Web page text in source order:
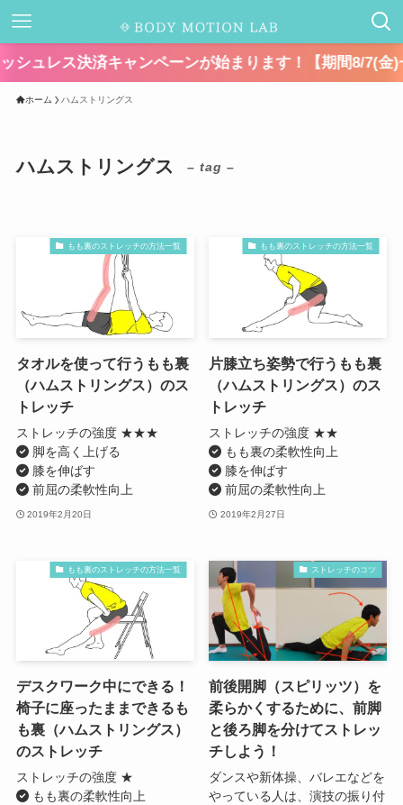
ス決済キャンペーンが始まります！【期間8/7(金)~8/30(
ホーム ハムストリングス
ハムストリングス – tag –
もも裏のストレッチの方法一覧
タオルを使って行うもも裏
（ハムストリングス）のス
トレッチ
ストレッチの強度 ★★★
脚を高く上げる
膝を伸ばす
前屈の柔軟性向上
2019年2月20日
もも裏のストレッチの方法一覧
片膝立ち姿勢で行うもも裏
（ハムストリングス）のス
トレッチ
ストレッチの強度 ★★
もも裏の柔軟性向上
膝を伸ばす
前屈の柔軟性向上
2019年2月27日
もも裏のストレッチの方法一覧
デスクワーク中にできる！
椅子に座ったままできるも
も裏（ハムストリングス）
のストレッチ
ストレッチの強度 ★
もも裏の柔軟性向上
ストレッチのコツ
前後開脚（スピリッツ）を
柔らかくするために、前脚
と後ろ脚を分けてストレッ
チしよう！
ダンスや新体操、バレエなどを
やっている人は、演技の振り付